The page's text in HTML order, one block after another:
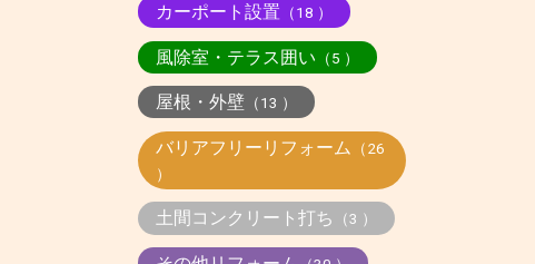
カーポート設置 （18 ）
風除室・テラス囲い （5 ）
屋根・外壁（13 ）
バリアフリーリフォーム （26
）
土間コンクリート打ち （3 ）